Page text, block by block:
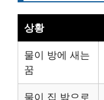
상황
물이 방에 새는
꿈
물이 집 밖으로